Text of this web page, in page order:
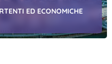
ED ECONOMICHE